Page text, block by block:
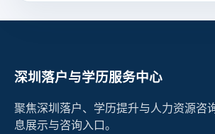
深圳落户与学历服务中心
聚焦深圳落户、学历提升与人力资源咨
息展示与咨询入口。